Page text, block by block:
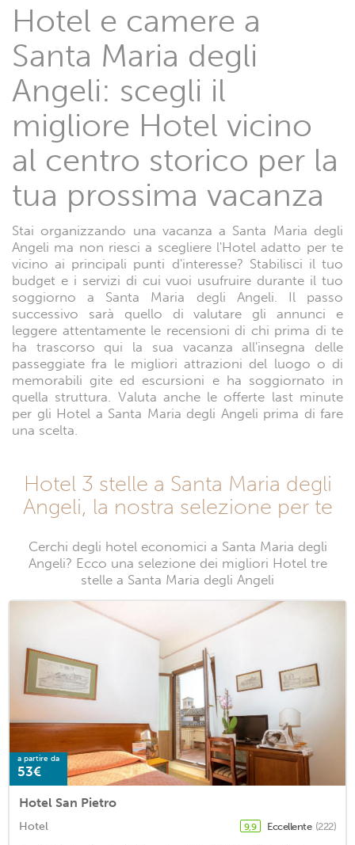
Hotel e camere a
Santa Maria degli
Angeli: scegli il
migliore Hotel vicino
al centro storico per la
tua prossima vacanza
Stai organizzando una vacanza a Santa Maria degli
Angeli ma non riesci a scegliere l'Hotel adatto per te
vicino ai principali punti d'interesse? Stabilisci il tuo
budget e i servizi di cui vuoi usufruire durante il tuo
soggiorno a Santa Maria degli Angeli. Il passo
successivo sarà quello di valutare gli annunci e
leggere attentamente le recensioni di chi prima di te
ha trascorso qui la sua vacanza all'insegna delle
passeggiate fra le migliori attrazioni del luogo o di
memorabili gite ed escursioni e ha soggiornato in
quella struttura. Valuta anche le offerte last minute
per gli Hotel a Santa Maria degli Angeli prima di fare
una scelta.
Hotel 3 stelle a Santa Maria degli
Angeli, la nostra selezione per te
Cerchi degli hotel economici a Santa Maria degli
Angeli? Ecco una selezione dei migliori Hotel tre
stelle a Santa Maria degli Angeli
a partire da
53€
Hotel San Pietro
Hotel 9,9 Eccellente (222)